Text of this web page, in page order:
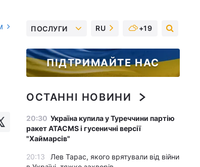
ПОСЛУГИ RU +19
ПІДТРИМАЙТЕ НАС
ОСТАННІ НОВИНИ
20:30 Україна купила у Туреччини партію
ракет ATACMS і гусеничні версії
"Хаймарсів"
20:13
Лев Тарас, якого врятували від війни